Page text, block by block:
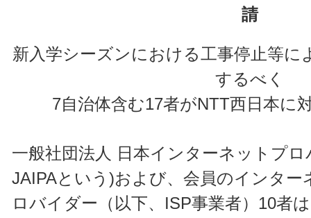
請
新入学シーズンにおける工事停止等に
するべく
7自治体含む17者がNTT西日本に
一般社団法人 日本インターネットプ
JAIPAという)および、会員のインター
ロバイダー（以下、ISP事業者）10者